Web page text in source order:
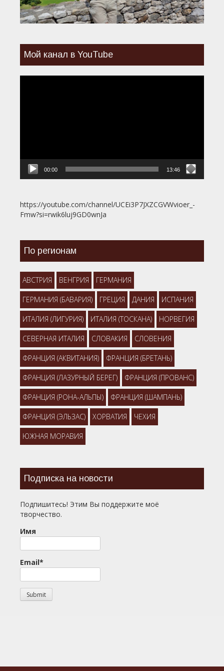
Мой канал в YouTube
00:00 13:46
https://youtube.com/channel/UCEi3P7JXZCGVWvioer_-
Fmw?si=rwik6luj9GD0wnJa
По регионам
АВСТРИЯ ВЕНГРИЯ ГЕРМАНИЯ
ГЕРМАНИЯ (БАВАРИЯ) ГРЕЦИЯ ДАНИЯ ИСПАНИЯ
ИТАЛИЯ (ЛИГУРИЯ) ИТАЛИЯ (ТОСКАНА) НОРВЕГИЯ
СЕВЕРНАЯ ИТАЛИЯ СЛОВАКИЯ СЛОВЕНИЯ
ФРАНЦИЯ (АКВИТАНИЯ) ФРАНЦИЯ (БРЕТАНЬ)
ФРАНЦИЯ (ЛАЗУРНЫЙ БЕРЕГ) ФРАНЦИЯ (ПРОВАНС)
ФРАНЦИЯ (РОНА-АЛЬПЫ) ФРАНЦИЯ (ШАМПАНЬ)
ФРАНЦИЯ (ЭЛЬЗАС) ХОРВАТИЯ ЧЕХИЯ
ЮЖНАЯ МОРАВИЯ
Подписка на новости
Подпишитесь! Этим Вы поддержите моё
творчество.
Имя
Email*